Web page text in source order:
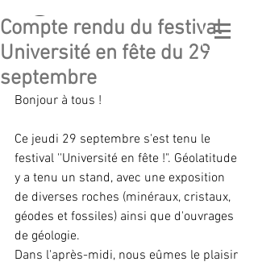
GÉOLATITUDE
GEOLOGICAL ASSOCIATION
Compte rendu du festival
Université en fête du 29
septembre
Bonjour à tous !
Ce jeudi 29 septembre s'est tenu le
festival ''Université en fête !". Géolatitude
y a tenu un stand, avec une exposition
de diverses roches (minéraux, cristaux,
géodes et fossiles) ainsi que d'ouvrages
de géologie.
Dans l'après-midi, nous eûmes le plaisir